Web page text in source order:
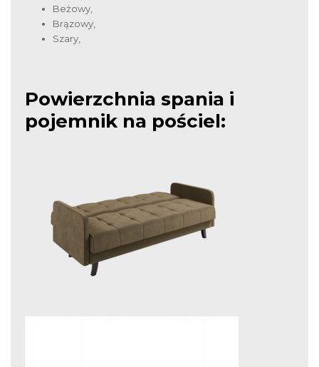
Beżowy,
Brązowy,
Szary,
Powierzchnia spania i
pojemnik na pościel: